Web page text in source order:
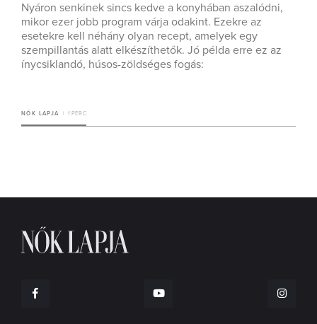
Nyáron senkinek sincs kedve a konyhában aszalódni,
mikor ezer jobb program várja odakint. Ezekre az
esetekre kell néhány olyan recept, amelyek egy
szempillantás alatt elkészíthetők. Jó példa erre ez az
ínycsiklandó, húsos-zöldséges fogás:
NŐK LAPJA 1 PERC